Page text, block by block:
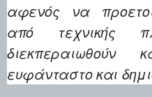
αφενός να
από τεχνικής
ευφάνταστο και